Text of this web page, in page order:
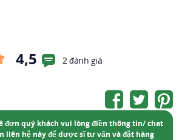
4,5
2 đánh giá
đơn quý khách vui lòng điền thông tin/ chat
liên hệ này để dược sĩ tư vấn và đặt hàng